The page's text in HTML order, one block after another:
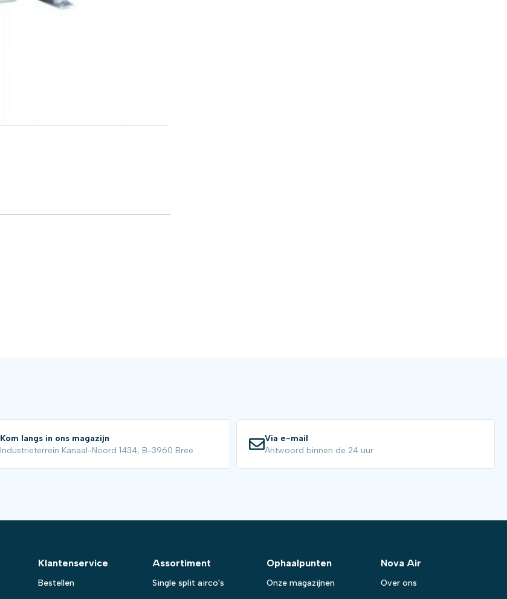
Kom langs in ons magazijn
Industrieterrein Kanaal-Noord 1434, B-3960 Bree
Via e-mail
Antwoord binnen de 24 uur
Klantenservice
Bestellen
Assortiment
Single split airco's
Ophaalpunten
Onze magazijnen
Nova Air
Over ons